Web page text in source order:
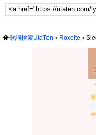
歌詞検索UtaTen Roxette